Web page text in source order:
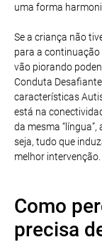
uma forma
Se a criança não
para a
vão piorando
Conduta
características
está na
da mesma
seja, tudo que
melhor intervenção.
Como
precisa